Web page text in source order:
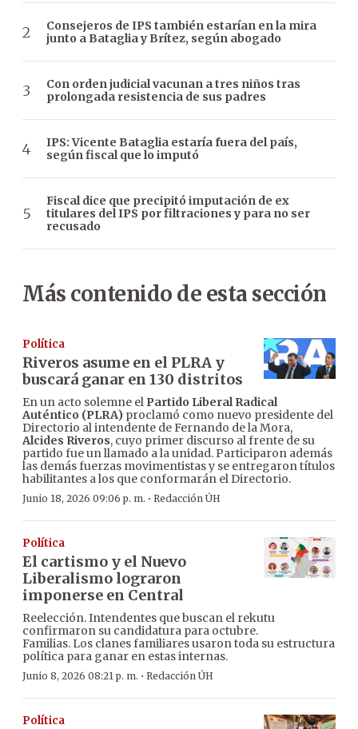
Consejeros de IPS también estarían en la mira
junto a Bataglia y Brítez, según abogado
Con orden judicial vacunan a tres niños tras
prolongada resistencia de sus padres
IPS: Vicente Bataglia estaría fuera del país,
según fiscal que lo imputó
Fiscal dice que precipitó imputación de ex
titulares del IPS por filtraciones y para no ser
recusado
Más contenido de esta sección
Política
Riveros asume en el PLRA y
buscará ganar en 130 distritos
En un acto solemne el Partido Liberal Radical
Auténtico (PLRA) proclamó como nuevo presidente del
Directorio al intendente de Fernando de la Mora,
Alcides Riveros, cuyo primer discurso al frente de su
partido fue un llamado a la unidad. Participaron además
las demás fuerzas movimentistas y se entregaron títulos
habilitantes a los que conformarán el Directorio.
Junio 18, 2026 09:06 p. m. · Redacción ÚH
Política
El cartismo y el Nuevo
Liberalismo lograron
imponerse en Central
Reelección. Intendentes que buscan el rekutu
confirmaron su candidatura para octubre.
Familias. Los clanes familiares usaron toda su estructura
política para ganar en estas internas.
Junio 8, 2026 08:21 p. m. · Redacción ÚH
Política